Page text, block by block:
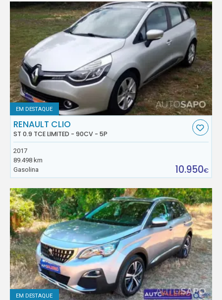
EM DESTAQUE
RENAULT CLIO
ST 0.9 TCE LIMITED - 90CV - 5P
2017
89.498 km
Gasolina
10.950€
EM DESTAQUE